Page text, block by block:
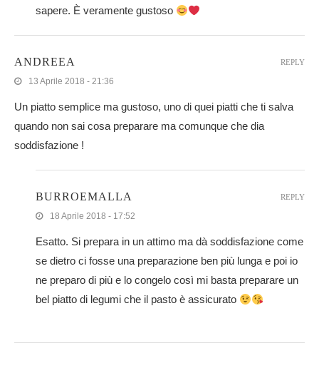
sapere. È veramente gustoso
ANDREEA
13 Aprile 2018 - 21:36
Un piatto semplice ma gustoso, uno di quei piatti che ti salva
quando non sai cosa preparare ma comunque che dia
soddisfazione !
REPLY
BURROEMALLA
18 Aprile 2018 - 17:52
Esatto. Si prepara in un attimo ma dà soddisfazione come
se dietro ci fosse una preparazione ben più lunga e poi io
ne preparo di più e lo congelo così mi basta preparare un
bel piatto di legumi che il pasto è assicurato
REPLY